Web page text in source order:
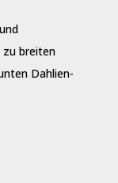
zu breiten
Dahlien-